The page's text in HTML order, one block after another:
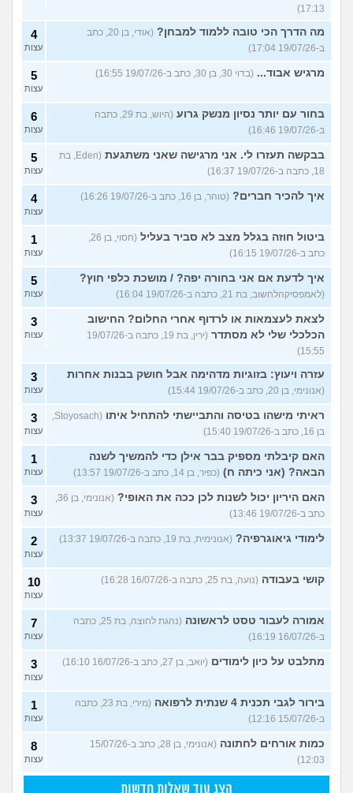
17:13)
מה הדרך הכי טובה ללמוד למבחן?
(אודי, בן 20, כתב
ב-19/07/26 17:04)
4
עצות
מרגיש אבוד... (בדוי 30, בן 30, כתב ב-19/07/26 16:55) 5
עצות
בחור עם יותר נסיון מנשק גרוע
(היוש, בת 29, כתבה
ב-19/07/26 16:46)
6
עצות
בבקשה תעזרו לי. אני מרגישה שאני משתגעת
(Eden, בת
18, כתבה ב-19/07/26 16:37)
5
עצות
איך להכיר חברים? (טוהר, בן 16, כתב ב-19/07/26 16:26) 4
עצות
ביטול חוזה בגלל מצב לא סביר בעליל
(חסוי, בן 26,
כתב ב-19/07/26 16:15)
1
עצות
איך לדעת אם אני בחורה יפה? / מושכת כלפי חוץ?
(לאמפסיקהלחשוב, בת 21, כתבה ב-19/07/26 16:04)
5
עצות
לצאת לעצמאות או לרדוף אחרי החלום? החישוב
הכלכלי שלי לא מסתדר
(ירין, בת 19, כתבה ב-19/07/26
15:55)
3
עצות
עזרה ויעוץ: בזוגיות מדהימה אבל חושק בבנות אחרות
(אנונימי, בן 20, כתב ב-19/07/26 15:44)
3
עצות
ראיתי מישהו בטיסה והתביישתי להתחיל איתו
(Stoyosach,
בן 16, כתב ב-19/07/26 15:40)
3
עצות
האם קיבלתי מספיק בבר אילן כדי להמשיך לשנה
הבאה? (אני כיתה ח) (כפיר, בן 14, כתב ב-19/07/26 13:57)
1
עצות
האם היריון יכול לשנות לכן ככה את האופי?
(אנונימי, בן 36,
כתב ב-19/07/26 13:46)
3
עצות
לימודי גיאוגרפיה? (אנונימית, בת 19, כתבה ב-19/07/26 13:37) 2
עצות
קושי בעבודה (נועה, בת 25, כתבה ב-16/07/26 16:28) 10
עצות
אמורה לעבור טסט לראשונה
(נהגת לחוצה, בת 25, כתבה
ב-16/07/26 16:19)
7
עצות
מתלבט על כיון לימודים (יואב, בן 27, כתב ב-16/07/26 16:10) 3
עצות
בירור לגבי תכנית 4 שנתית לרפואה
(מירי, בת 23, כתבה
ב-15/07/26 12:16)
1
עצות
כמות אורחים לחתונה
(אנונימי, בן 28, כתב ב-15/07/26
12:03)
8
עצות